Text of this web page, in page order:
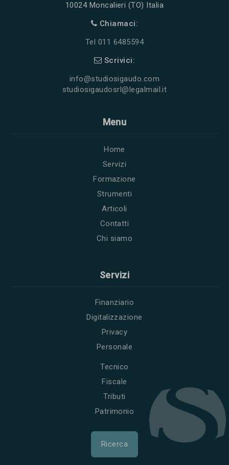
10024 Moncalieri (TO) Italia
Chiamaci:
Tel 011 6485594
Scrivici:
info@studiosigaudo.com
studiosigaudosrl@legalmail.it
Menu
Home
Servizi
Formazione
Strumenti
Articoli
Contatti
Chi siamo
Servizi
Finanziario
Digitalizzazione
Privacy
Personale
Tecnico
Fiscale
Tributi
Patrimonio
Ricerca